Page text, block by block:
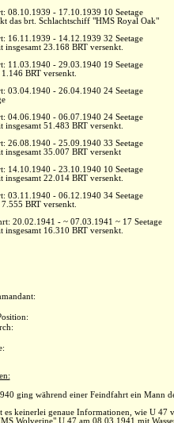
08.10.1939 - 17.10.1939 10 Seetage
das brt. Schlachtschiff "HMS Royal Oak"
16.11.1939 - 14.12.1939 32 Seetage
insgesamt 23.168 BRT versenkt.
11.03.1940 - 29.03.1940 19 Seetage
BRT versenkt.
03.04.1940 - 26.04.1940 24 Seetage
04.06.1940 - 06.07.1940 24 Seetage
insgesamt 51.483 BRT versenkt.
26.08.1940 - 25.09.1940 33 Seetage
insgesamt 35.007 BRT versenkt
14.10.1940 - 23.10.1940 10 Seetage
insgesamt 22.014 BRT versenkt.
03.11.1940 - 06.12.1940 34 Seetage
BRT versenkt.
20.02.1941 - ~ 07.03.1941 ~ 17 Seetage
insgesamt 16.310 BRT versenkt.
ging während einer Feindfahrt ein Mann
es keinerlei genaue Informationen, wie U 47
Wolverine" U 47 am 08.03.1941 mit